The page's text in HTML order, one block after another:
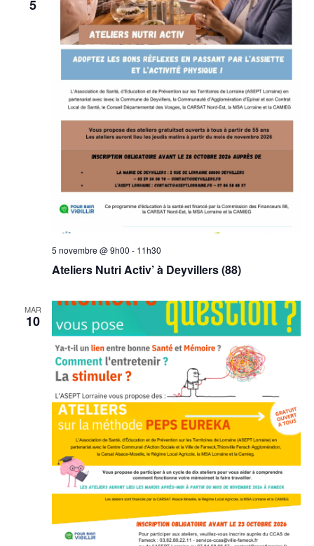
5
Ateliers Nutri Activ’ à Deyvillers (88)
5 novembre @ 9h00 - 11h30
MAR
10